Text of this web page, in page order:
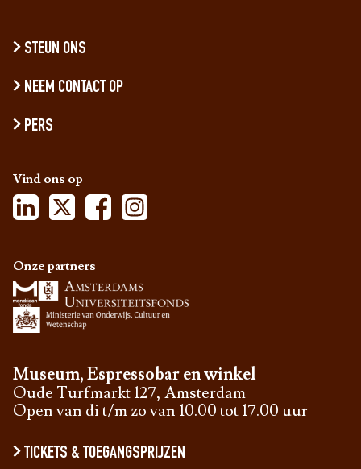
STEUN ONS
NEEM CONTACT OP
PERS
Vind ons op
Museum, Espressobar en winkel
Oude Turfmarkt 127, Amsterdam
Open van di t/m zo van 10.00 tot 17.00 uur
TICKETS & TOEGANGSPRIJZEN
Onze partners